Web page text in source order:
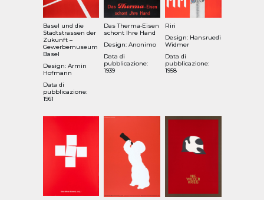
Basel und die
Stadtstrassen der
Zukunft –
Gewerbemuseum
Basel
Design: Armin
Hofmann
Data di
pubblicazione:
1961
Das Therma‑Eisen
schont Ihre Hand
Design: Anonimo
Data di
pubblicazione:
1939
Riri
Design: Hansruedi
Widmer
Data di
pubblicazione:
1958